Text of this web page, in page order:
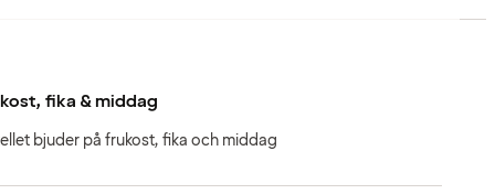
fika & middag
bjuder på frukost, fika och middag